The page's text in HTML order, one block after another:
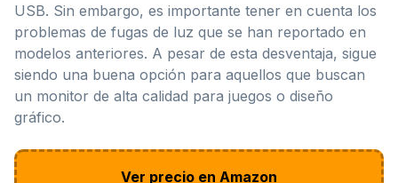
USB. Sin embargo, es importante tener en cuenta los
problemas de fugas de luz que se han reportado en
modelos anteriores. A pesar de esta desventaja, sigue
siendo una buena opción para aquellos que buscan
un monitor de alta calidad para juegos o diseño
gráfico.
Ver precio en Amazon